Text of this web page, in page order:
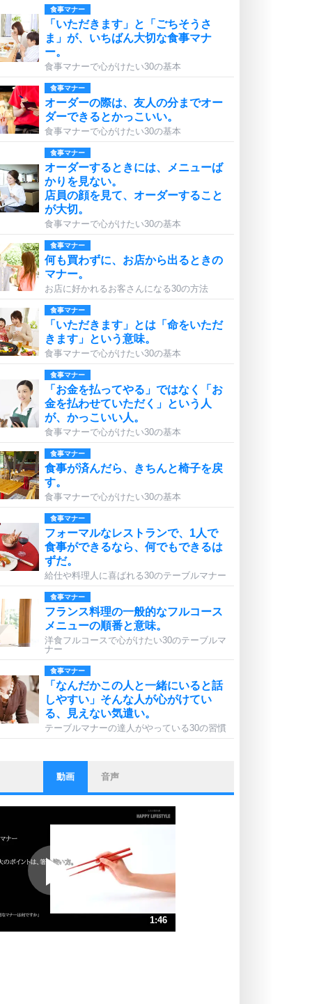
食事マナー
「いただきます」と「ごちそうさ
ま」が、いちばん大切な食事マナ
ー。
食事マナーで心がけたい30の基本
食事マナー
オーダーの際は、友人の分までオー
ダーできるとかっこいい。
食事マナーで心がけたい30の基本
食事マナー
オーダーするときには、メニューば
かりを見ない。
店員の顔を見て、オーダーすること
が大切。
食事マナーで心がけたい30の基本
食事マナー
何も買わずに、お店から出るときの
マナー。
お店に好かれるお客さんになる30の方法
食事マナー
「いただきます」とは「命をいただ
きます」という意味。
食事マナーで心がけたい30の基本
食事マナー
「お金を払ってやる」ではなく「お
金を払わせていただく」という人
が、かっこいい人。
食事マナーで心がけたい30の基本
食事マナー
食事が済んだら、きちんと椅子を戻
す。
食事マナーで心がけたい30の基本
食事マナー
フォーマルなレストランで、1人で
食事ができるなら、何でもできるは
ずだ。
給仕や料理人に喜ばれる30のテーブルマナー
食事マナー
フランス料理の一般的なフルコース
メニューの順番と意味。
洋食フルコースで心がけたい30のテーブルマ
ナー
食事マナー
「なんだかこの人と一緒にいると話
しやすい」そんな人が心がけてい
る、見えない気遣い。
テーブルマナーの達人がやっている30の習慣
ストレス対策
他人と比べない。
いっそのこと、他人を見ない。
いらいらしない人になる30の方法
ポジティブになれない原因は、行動
しないから。
ポジティブ思考になる30の方法
ストレス対策
動画 音声
1:46